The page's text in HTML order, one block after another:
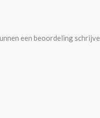
een beoordeling